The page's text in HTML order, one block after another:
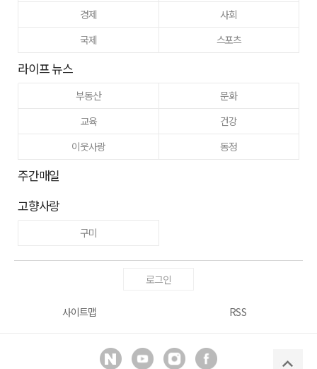
경제
사회
국제
스포츠
라이프 뉴스
부동산
문화
교육
건강
이웃사랑
동정
주간매일
고향사랑
구미
로그인
사이트맵 RSS